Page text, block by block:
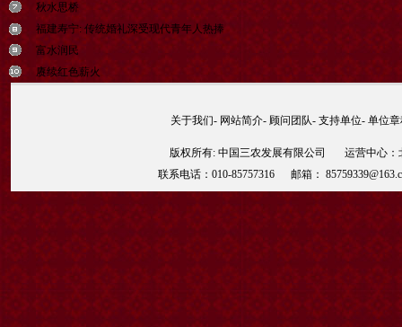
秋水思桥
福建寿宁: 传统婚礼深受现代青年人热捧
富水润民
赓续红色薪火
关于我们- 网站简介- 顾问团队- 支持单位- 单位
版权所有: 中国三农发展有限公司 运营中心
联系电话：010-85757316 邮箱：